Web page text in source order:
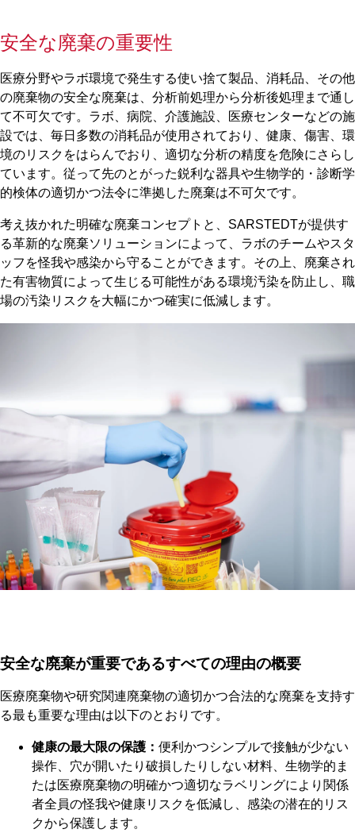
安全な廃棄の重要性
医療分野やラボ環境で発生する使い捨て製品、消耗品、その他
の廃棄物の安全な廃棄は、分析前処理から分析後処理まで通し
て不可欠です。ラボ、病院、介護施設、医療センターなどの施
設では、毎日多数の消耗品が使用されており、健康、傷害、環
境のリスクをはらんでおり、適切な分析の精度を危険にさらし
ています。従って先のとがった鋭利な器具や生物学的・診断学
的検体の適切かつ法令に準拠した廃棄は不可欠です。
考え抜かれた明確な廃棄コンセプトと、SARSTEDTが提供す
る革新的な廃棄ソリューションによって、ラボのチームやスタ
ッフを怪我や感染から守ることができます。その上、廃棄され
た有害物質によって生じる可能性がある環境汚染を防止し、職
場の汚染リスクを大幅にかつ確実に低減します。
安全な廃棄が重要であるすべての理由の概要
医療廃棄物や研究関連廃棄物の適切かつ合法的な廃棄を支持す
る最も重要な理由は以下のとおりです。
健康の最大限の保護： 便利かつシンプルで接触が少ない
操作、穴が開いたり破損したりしない材料、生物学的ま
たは医療廃棄物の明確かつ適切なラベリングにより関係
者全員の怪我や健康リスクを低減し、感染の潜在的リス
クから保護します。